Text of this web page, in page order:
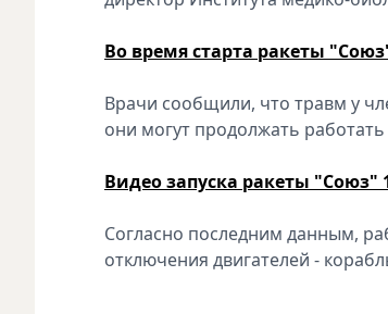
Во время старта ракеты
Врачи сообщили, что травм у
они могут продолжать
Видео запуска ракеты
Согласно последним данным,
отключения двигателей -